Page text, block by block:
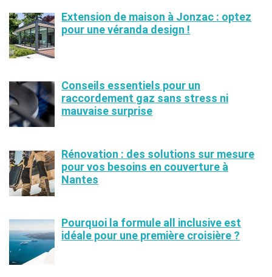
Extension de maison à Jonzac : optez
pour une véranda design !
Conseils essentiels pour un
raccordement gaz sans stress ni
mauvaise surprise
Rénovation : des solutions sur mesure
pour vos besoins en couverture à
Nantes
Pourquoi la formule all inclusive est
idéale pour une première croisière ?